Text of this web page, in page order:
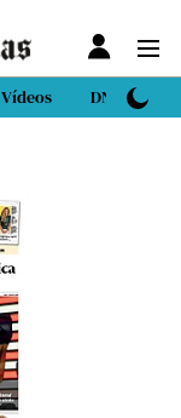
Vídeos DN Sport